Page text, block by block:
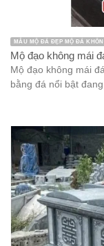
MẪU MỘ ĐÁ ĐẸP MỘ ĐÁ
Mộ đạo không mái
Mộ đạo không mái
bằng đá nổi bật